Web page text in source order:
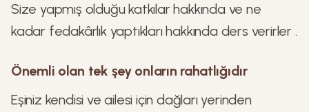
Size yapmış olduğu katkılar hakkında ve ne
kadar fedakârlık yaptıkları hakkında ders verirler .
Önemli olan tek şey onların rahatlığıdır
Eşiniz kendisi ve ailesi için dağları yerinden